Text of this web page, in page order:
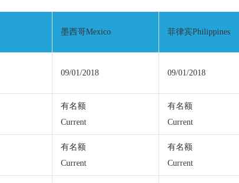
墨西哥Mexico 菲律宾Philippines
09/01/2018 09/01/2018
有名额
Current
有名额
Current
有名额
Current
有名额
Current